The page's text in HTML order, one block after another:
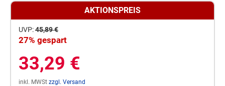
AKTIONSPREIS
UVP:45,89 €
27% gespart
33,29 €
inkl. MWSt zzgl. Versand